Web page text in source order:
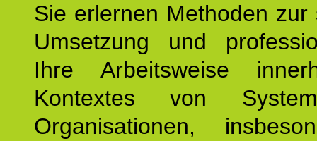
Sie erlernen Methoden zur
Umsetzung und
Ihre Arbeitsweise
Kontextes von
Organisationen,